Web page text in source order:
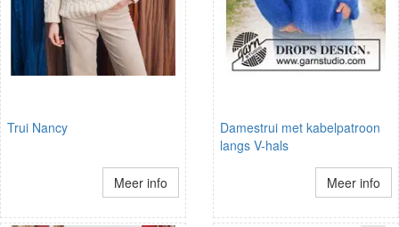
Trui Nancy
Meer info
Damestrui met kabelpatroon
langs V-hals
Meer info